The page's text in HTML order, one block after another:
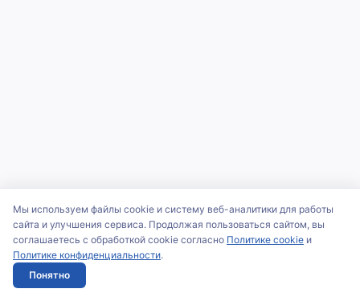
Мы используем файлы cookie и систему веб-аналитики для работы
сайта и улучшения сервиса. Продолжая пользоваться сайтом, вы
соглашаетесь с обработкой cookie согласно Политике cookie и
Политике конфиденциальности.
Понятно